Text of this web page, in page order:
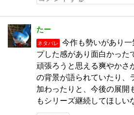
たー
ネタバレ
今作も勢いがあり
プした感があり面白かった
頑張ろうと思える爽やかさ
の背景が語られていたり、
加わったりと、今後の展開
もシリーズ継続してほしい